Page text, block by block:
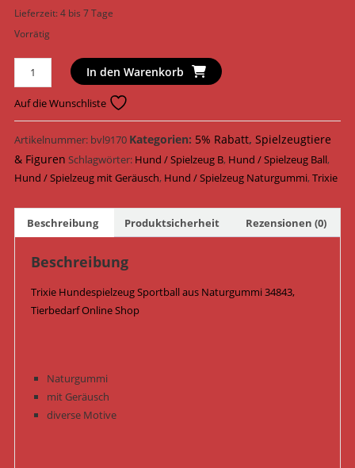
Lieferzeit:4 bis 7 Tage
Vorrätig
Trixie
Hundespielzeug
Sportball
Naturgummi
ø
5,5
cm
/
Lime
In den Warenkorb
Auf die Wunschliste
Artikelnummer: bvl9170 Kategorien: 5% Rabatt, Spielzeugtiere
& Figuren Schlagwörter: Hund / Spielzeug B, Hund / Spielzeug Ball,
Hund / Spielzeug mit Geräusch, Hund / Spielzeug Naturgummi,Trixie
Beschreibung Produktsicherheit Rezensionen (0)
Beschreibung
Trixie Hundespielzeug Sportball aus Naturgummi 34843,
Tierbedarf Online Shop
Naturgummi
mit Geräusch
diverse Motive